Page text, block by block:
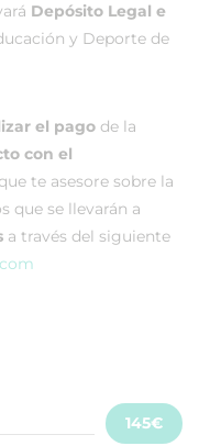
Depósito Legal e
y Deporte de
el pago de la
con el
te asesore sobre la
que se llevarán a
a través del siguiente
145€